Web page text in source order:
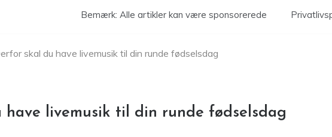
Bemærk: Alle artikler kan være sponsorerede
skal du have livemusik til din runde fødselsdag
have livemusik til din runde fødselsdag